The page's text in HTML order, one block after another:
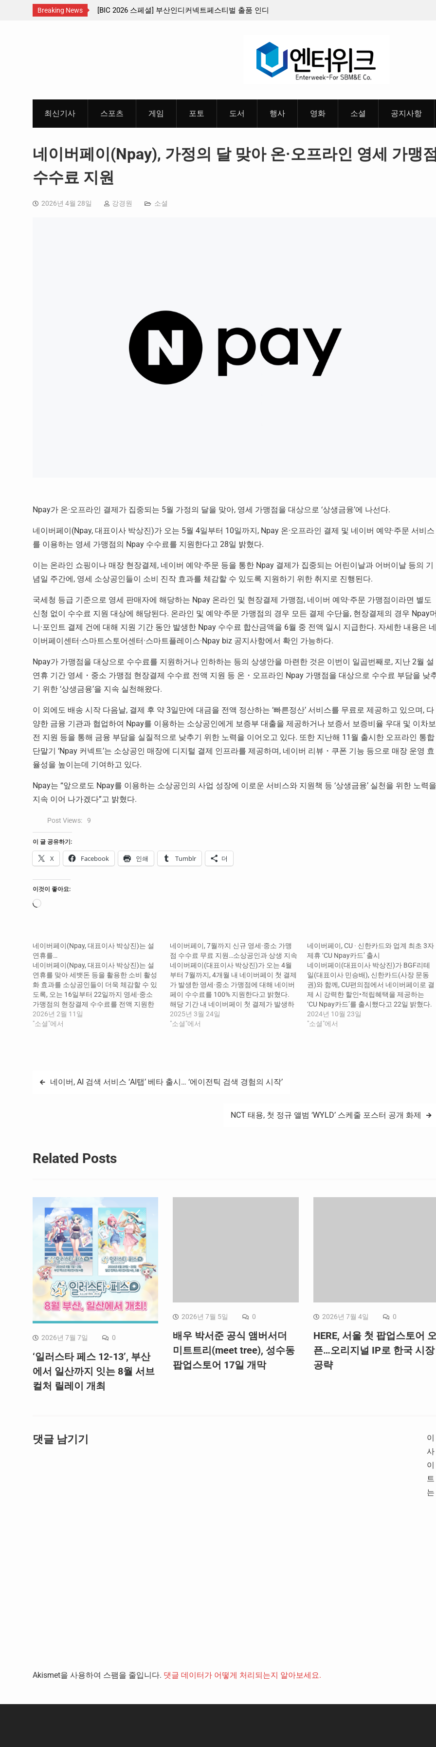
Breaking News
넥트페스티벌 출품 인디
판타지 케이팝 애니메이션 ‘고스트밴드’ 8월 26일(수)
최신기사 스포츠 게임 포토 도서 행사 영화 소셜 공지사항
네이버페이(Npay), 가정의 달 맞아 온·오프라인 영세 가맹
수수료 지원
2026년 4월 28일 강경원 소셜
Npay가 온·오프라인 결제가 집중되는 5월 가정의 달을 맞아, 영세 가맹점을 대상으로 ‘상생금융’에 나선다.
네이버페이(Npay, 대표이사 박상진)가 오는 5월 4일부터 10일까지, Npay 온·오프라인 결제 및 네이버 예약·주문 서비스
를 이용하는 영세 가맹점의 Npay 수수료를 지원한다고 28일 밝혔다.
이는 온라인 쇼핑이나 매장 현장결제, 네이버 예약·주문 등을 통한 Npay 결제가 집중되는 어린이날과 어버이날 등의 기
념일 주간에, 영세 소상공인들이 소비 진작 효과를 체감할 수 있도록 지원하기 위한 취지로 진행된다.
국세청 등급 기준으로 영세 판매자에 해당하는 Npay 온라인 및 현장결제 가맹점, 네이버 예약·주문 가맹점이라면 별도
신청 없이 수수료 지원 대상에 해당된다. 온라인 및 예약·주문 가맹점의 경우 모든 결제 수단을, 현장결제의 경우 Npay
니·포인트 결제 건에 대해 지원 기간 동안 발생한 Npay 수수료 합산금액을 6월 중 전액 일시 지급한다. 자세한 내용은 네
이버페이센터·스마트스토어센터·스마트플레이스·Npay biz 공지사항에서 확인 가능하다.
Npay가 가맹점을 대상으로 수수료를 지원하거나 인하하는 등의 상생안을 마련한 것은 이번이 일곱번째로, 지난 2월 설
연휴 기간 영세・중소 가맹점 현장결제 수수료 전액 지원 등 온・오프라인 Npay 가맹점을 대상으로 수수료 부담을 낮
기 위한 ‘상생금융’을 지속 실천해왔다.
이 외에도 배송 시작 다음날, 결제 후 약 3일만에 대금을 전액 정산하는 ‘빠른정산’ 서비스를 무료로 제공하고 있으며, 다
양한 금융 기관과 협업하여 Npay를 이용하는 소상공인에게 보증부 대출을 제공하거나 보증서 보증비율 우대 및 이차보
전 지원 등을 통해 금융 부담을 실질적으로 낮추기 위한 노력을 이어오고 있다. 또한 지난해 11월 출시한 오프라인 통합
단말기 ‘Npay 커넥트’는 소상공인 매장에 디지털 결제 인프라를 제공하며, 네이버 리뷰・쿠폰 기능 등으로 매장 운영 효
율성을 높이는데 기여하고 있다.
Npay는 “앞으로도 Npay를 이용하는 소상공인의 사업 성장에 이로운 서비스와 지원책 등 ‘상생금융’ 실천을 위한 노력을
지속 이어 나가겠다”고 밝혔다.
Post Views: 9
이 글 공유하기:
X Facebook 인쇄 Tumblr 더
이것이 좋아요:
로
네이버페이(Npay, 대표이사 박상진)는 설
연휴를…
네이버페이(Npay, 대표이사 박상진)는 설
연휴를 맞아 세뱃돈 등을 활용한 소비 활성
화 효과를 소상공인들이 더욱 체감할 수 있
도록, 오는 16일부터 22일까지 영세·중소
가맹점의 현장결제 수수료를 전액 지원한
다고 밝혔다. 영세·중소에 해당하는 현장결
제 가맹점이면 별도 신청 없이 수수료 무료
2026년 2월 11일
"소셜"에서
네이버페이, 7월까지 신규 영세·중소 가맹
점 수수료 무료 지원…소상공인과 상생 지속
네이버페이(대표이사 박상진)가 오는 4월
부터 7월까지, 4개월 내 네이버페이 첫 결제
가 발생한 영세·중소 가맹점에 대해 네이버
페이 수수료를 100% 지원한다고 밝혔다. ​
해당 기간 내 네이버페이 첫 결제가 발생하
는 온라인 영세·중소 신규 가맹점이 대상으
로, ▲네이버페이 주문형·결제형* 가맹점으
2025년 3월 24일
"소셜"에서
네이버페이, CU · 신한카드와 업계 최초 3자
제휴 ‘CU Npay카드’ 출시
네이버페이(대표이사 박상진)가 BGF리테
일(대표이사 민승배), 신한카드(사장 문동
권)와 함께, CU편의점에서 네이버페이로 결
제 시 강력한 할인•적립혜택을 제공하는
‘CU Npay카드’를 출시했다고 22일 밝혔다.
이번 제휴는 업계 최초로 간편결제사와 오
프라인 유통사, 카드사 3자간의 공동 협력
2024년 10월 23일
"소셜"에서
글 네이버, AI 검색 서비스 ‘AI탭’ 베타 출시… ‘에이전틱 검색 경험의 시작’
NCT 태용, 첫 정규 앨범 ‘WYLD’ 스케줄 포스터 공개 화제
Related Posts
2026년 7월 7일 0
‘일러스타 페스 12-13’, 부산
에서 일산까지 잇는 8월 서브
컬처 릴레이 개최
2026년 7월 5일 0
배우 박서준 공식 앰버서더
미트트리(meet tree), 성수동
팝업스토어 17일 개막
2026년 7월 4일 0
HERE, 서울 첫 팝업스토어
픈…오리지널 IP로 한국 시장
공략
댓글 남기기
이
사
이
트
는
Akismet을 사용하여 스팸을 줄입니다. 댓글 데이터가 어떻게 처리되는지 알아보세요.